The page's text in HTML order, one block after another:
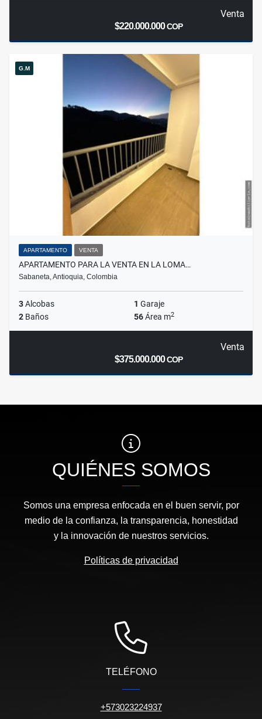
Venta
$220.000.000COP
G.M
APARTAMENTO VENTA
APARTAMENTO PARA LA VENTA EN LA LOMA…
Sabaneta, Antioquia, Colombia
3Alcobas 1 Garaje
2 Baños 56Área m2
Venta
$375.000.000COP
QUIÉNES SOMOS
Somos una empresa enfocada en el buen servir, por
medio de la confianza, la transparencia, honestidad
y la innovación de nuestros servicios.
Políticas de privacidad
TELÉFONO
+573023224937